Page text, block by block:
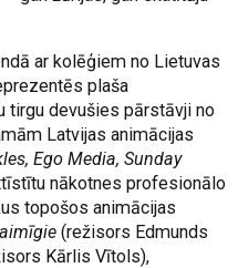
ar kolēģiem no Lietuvas
plaša
tirgu devušies pārstāvji no
Latvijas animācijas
Ego Media, Sunday
nākotnes profesionālo
topošos animācijas
(režisors Edmunds
Kārlis Vītols),